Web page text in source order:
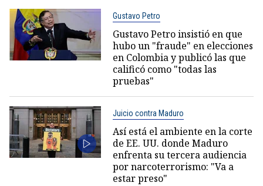
Gustavo Petro
Gustavo Petro insistió en que
hubo un "fraude" en elecciones
en Colombia y publicó las que
calificó como "todas las
pruebas"
Juicio contra Maduro
Así está el ambiente en la corte
de EE. UU. donde Maduro
enfrenta su tercera audiencia
por narcoterrorismo: "Va a
estar preso"